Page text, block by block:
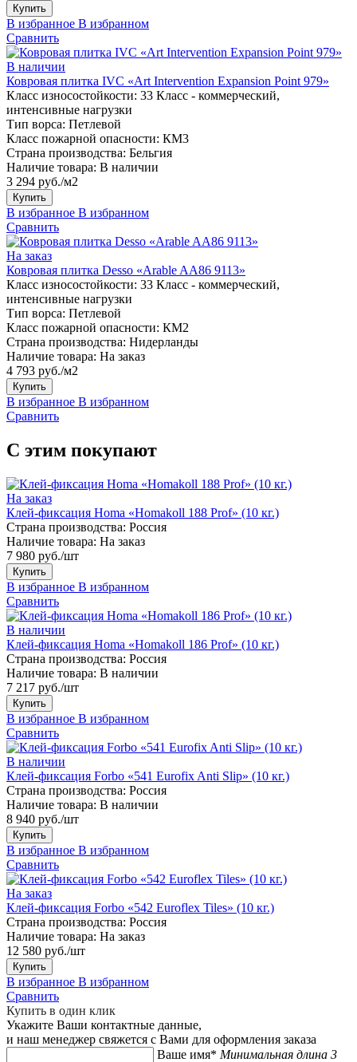
Купить
В избранное В избранном
Сравнить
В наличии
Ковровая плитка IVC «Art Intervention Expansion Point 979»
Класс износостойкости: 33 Класс - коммерческий,
интенсивные нагрузки
Тип ворса: Петлевой
Класс пожарной опасности: КМ3
Страна производства: Бельгия
Наличие товара: В наличии
3 294 руб./м2
Купить
В избранное В избранном
Сравнить
На заказ
Ковровая плитка Desso «Arable AA86 9113»
Класс износостойкости: 33 Класс - коммерческий,
интенсивные нагрузки
Тип ворса: Петлевой
Класс пожарной опасности: КМ2
Страна производства: Нидерланды
Наличие товара: На заказ
4 793 руб./м2
Купить
В избранное В избранном
Сравнить
С этим покупают
На заказ
Клей-фиксация Homa «Homakoll 188 Prof» (10 кг.)
Страна производства: Россия
Наличие товара: На заказ
7 980 руб./шт
Купить
В избранное В избранном
Сравнить
В наличии
Клей-фиксация Homa «Homakoll 186 Prof» (10 кг.)
Страна производства: Россия
Наличие товара: В наличии
7 217 руб./шт
Купить
В избранное В избранном
Сравнить
В наличии
Клей-фиксация Forbo «541 Eurofix Anti Slip» (10 кг.)
Страна производства: Россия
Наличие товара: В наличии
8 940 руб./шт
Купить
В избранное В избранном
Сравнить
На заказ
Клей-фиксация Forbo «542 Euroflex Tiles» (10 кг.)
Страна производства: Россия
Наличие товара: На заказ
12 580 руб./шт
Купить
В избранное В избранном
Сравнить
Купить в один клик
Укажите Ваши контактные данные,
и наш менеджер свяжется с Вами для оформления заказа
Ваше имя* Минимальная длина 3